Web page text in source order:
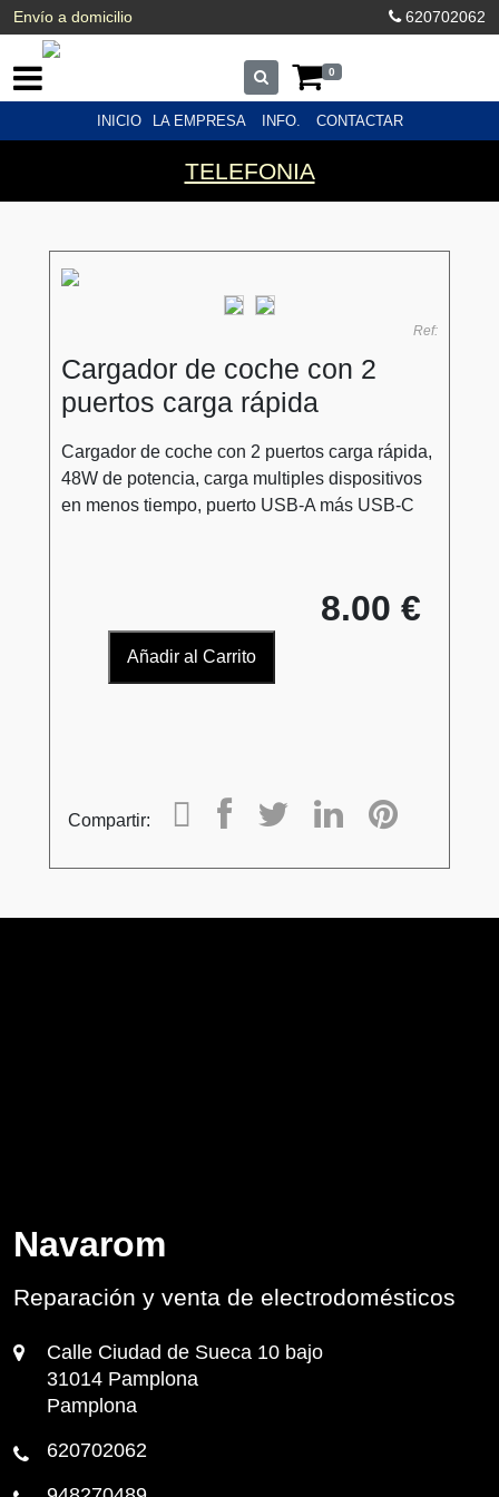
Envío a domicilio 620702062
0
INICIO LA EMPRESA INFO. CONTACTAR
TELEFONIA
Ref:
Cargador de coche con 2
puertos carga rápida
Cargador de coche con 2 puertos carga rápida,
48W de potencia, carga multiples dispositivos
en menos tiempo, puerto USB-A más USB-C
8.00 €
Añadir al Carrito
Compartir:
Navarom
Reparación y venta de electrodomésticos
Calle Ciudad de Sueca 10 bajo
31014 Pamplona
Pamplona
620702062